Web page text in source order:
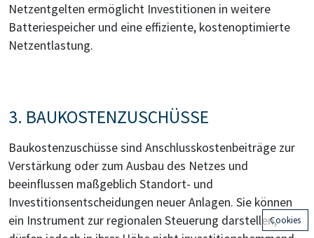
Netzentgelten ermöglicht Investitionen in weitere
Batteriespeicher und eine effiziente, kostenoptimierte
Netzentlastung.
3. BAUKOSTENZUSCHÜSSE
Baukostenzuschüsse sind Anschlusskostenbeiträge zur
Verstärkung oder zum Ausbau des Netzes und
beeinflussen maßgeblich Standort- und
Investitionsentscheidungen neuer Anlagen. Sie können
ein Instrument zur regionalen Steuerung darstellen,Cookies